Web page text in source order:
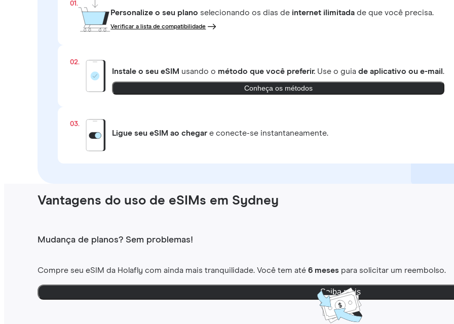
01.
Personalize o seu plano selecionando os dias de internet ilimitada de que você precisa.
Verificar a lista de compatibilidade
02.
Instale o seu eSIM usando o método que você preferir. Use o guiade aplicativo ou e-mail.
Conheça os métodos
03.
Ligue seu eSIM ao chegar e conecte-se instantaneamente.
Vantagens do uso de eSIMs em Sydney
Mudança de planos? Sem problemas!
Compre seu eSIM da Holafly com ainda mais tranquilidade. Você tem até6 meses para solicitar um reembolso.
Saiba mais